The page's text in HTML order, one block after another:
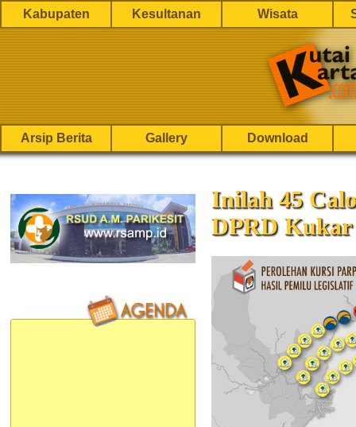
Kabupaten Kesultanan Wisata
Arsip Berita Gallery Download
Inilah 45
DPRD Kukar